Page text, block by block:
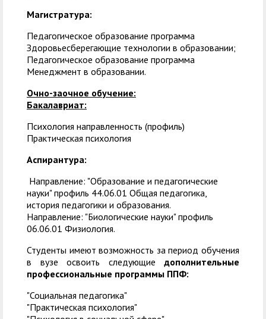
Магистратура:
Педагогическое образование программа
Здоровьесберегающие технологии в образовании;
Педагогическое образование программа
Менеджмент в образовании.
Очно-заочное обучение:
Бакалавриат:
Психология направленность (профиль)
Практическая психология
Аспирантура:
Направление: "Образование и педагогические
науки" профиль 44.06.01 Общая педагогика,
история педагогики и образования.
Направление: "Биологические науки" профиль
06.06.01 Физиология.
Студенты имеют возможность за период обучения
в вузе освоить следующие дополнительные
профессиональные программы ППФ:
"Социальная педагогика"
"Практическая психология"